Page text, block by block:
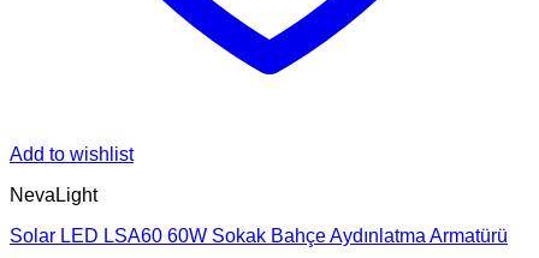
Add to wishlist
NevaLight
Solar LED LSA60 60W Sokak Bahçe Aydınlatma Armatürü